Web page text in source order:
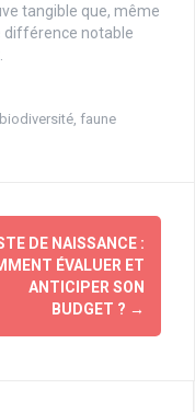
tangible que, même
différence notable
biodiversité faune
DE NAISSANCE :
ÉVALUER ET
ANTICIPER SON
BUDGET ? →